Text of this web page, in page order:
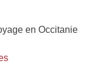
en Occitanie